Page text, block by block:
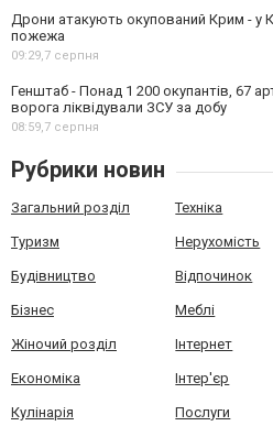
Дрони атакують окупований Крим - у
пожежа
09:29,7 серпня
Генштаб - Понад 1 200 окупантів, 67
ворога ліквідували ЗСУ за добу
08:59,7 серпня
Рубрики новин
Загальний розділ Техніка
Туризм Нерухомість
Будівництво Відпочинок
Бізнес Меблі
Жіночий розділ Інтернет
Економіка Інтер'єр
Кулінарія Послуги